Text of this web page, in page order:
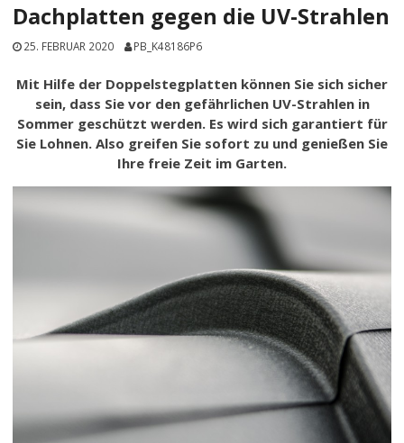
Dachplatten gegen die UV-Strahlen
25. FEBRUAR 2020 PB_K48186P6
Mit Hilfe der Doppelstegplatten können Sie sich sicher
sein, dass Sie vor den gefährlichen UV-Strahlen in
Sommer geschützt werden. Es wird sich garantiert für
Sie Lohnen. Also greifen Sie sofort zu und genießen Sie
Ihre freie Zeit im Garten.